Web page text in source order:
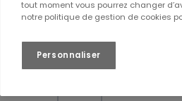
60,00 € - 90,00 €(3)
Plus de 200,00 €(1)
tout moment vous pourrez changer
notre politique de gestion de cookies
Personnaliser